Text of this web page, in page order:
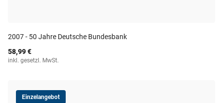
2007 - 50 Jahre Deutsche Bundesbank
58,99 €
inkl. gesetzl. MwSt.
Einzelangebot